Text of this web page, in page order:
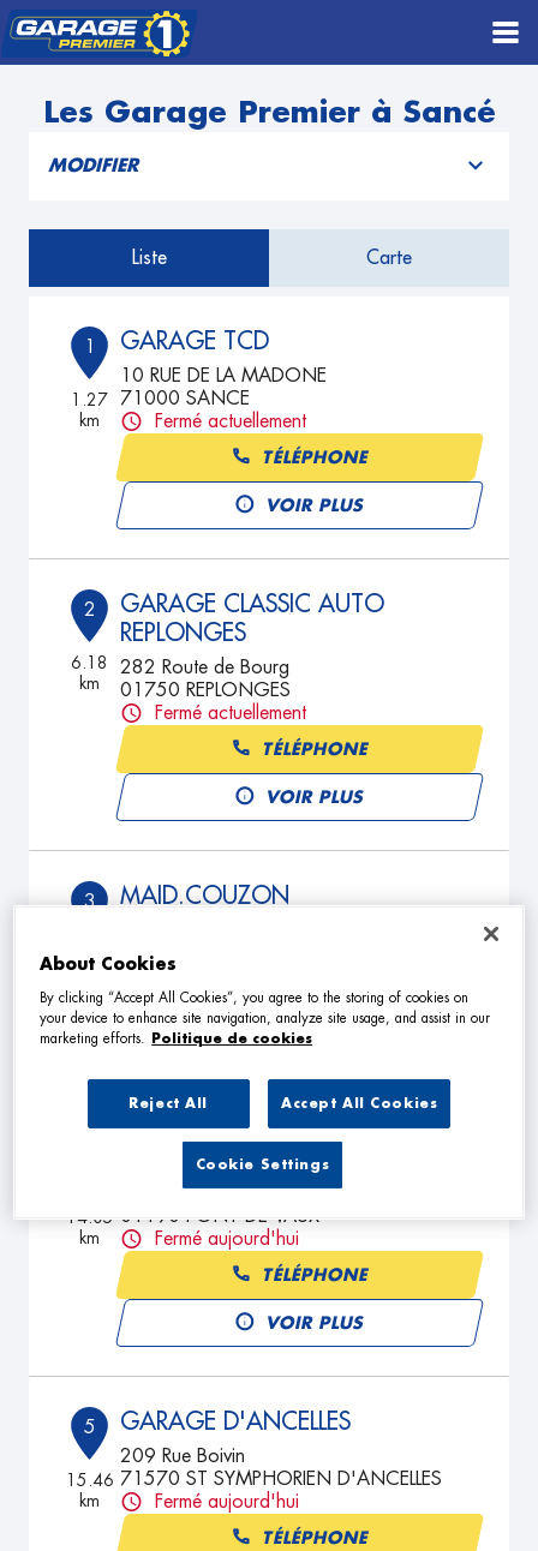
Les Garage Premier à Sancé
MODIFIER
Liste Carte
1
1.27
km
GARAGE TCD
10 RUE DE LA MADONE
71000 SANCE
Fermé actuellement
TÉLÉPHONE
VOIR PLUS
2
6.18
km
GARAGE CLASSIC AUTO
REPLONGES
282 Route de Bourg
01750 REPLONGES
Fermé actuellement
TÉLÉPHONE
VOIR PLUS
3
11.28
km
MAID.COUZON
71260 PERONNE
Fermé aujourd'hui
TÉLÉPHONE
14.05
km
SGR AUTO
Le Grand Faubourg
01190 PONT DE VAUX
Fermé aujourd'hui
TÉLÉPHONE
VOIR PLUS
5
15.46
km
GARAGE D'ANCELLES
209 Rue Boivin
71570 ST SYMPHORIEN D'ANCELLES
Fermé aujourd'hui
TÉLÉPHONE
About Cookies
By clicking “Accept All Cookies”, you agree to the storing of cookies on
your device to enhance site navigation, analyze site usage, and assist in our
marketing efforts.
Politique de cookies
Reject All Accept All Cookies
Cookie Settings